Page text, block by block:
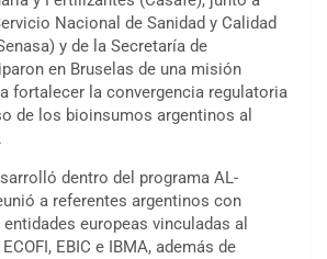
Nacional de Sanidad y Calidad
y de la Secretaría de
en Bruselas de una misión
fortalecer la convergencia regulatoria
de los bioinsumos argentinos al
dentro del programa AL-
a referentes argentinos con
europeas vinculadas al
EBIC e IBMA, además de